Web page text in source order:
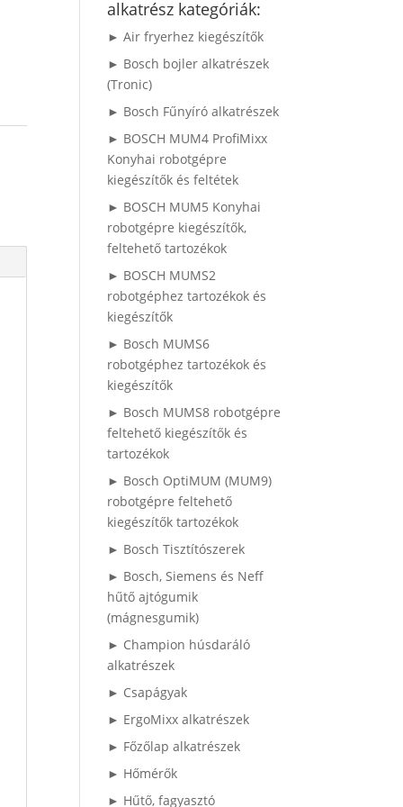
alkatrész kategóriák:
► Air fryerhez kiegészítők
► Bosch bojler alkatrészek
(Tronic)
► Bosch Fűnyíró alkatrészek
► BOSCH MUM4 ProfiMixx
Konyhai robotgépre
kiegészítők és feltétek
► BOSCH MUM5 Konyhai
robotgépre kiegészítők,
feltehető tartozékok
► BOSCH MUMS2
robotgéphez tartozékok és
kiegészítők
► Bosch MUMS6
robotgéphez tartozékok és
kiegészítők
► Bosch MUMS8 robotgépre
feltehető kiegészítők és
tartozékok
► Bosch OptiMUM (MUM9)
robotgépre feltehető
kiegészítők tartozékok
► Bosch Tisztítószerek
► Bosch, Siemens és Neff
hűtő ajtógumik
(mágnesgumik)
► Champion húsdaráló
alkatrészek
► Csapágyak
► ErgoMixx alkatrészek
► Főzőlap alkatrészek
► Hőmérők
► Hűtő, fagyasztó